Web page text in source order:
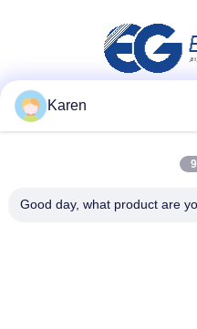
Γρήγορη
Karen
Good day, what product are